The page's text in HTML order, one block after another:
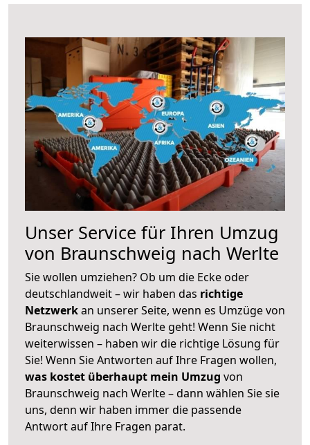
Unser Service für Ihren Umzug
von Braunschweig nach Werlte
Sie wollen umziehen? Ob um die Ecke oder
deutschlandweit – wir haben das richtige
Netzwerkan unserer Seite, wenn es Umzüge von
Braunschweig nach Werlte geht! Wenn Sie nicht
weiterwissen – haben wir die richtige Lösung für
Sie! Wenn Sie Antworten auf Ihre Fragen wollen,
was kostet überhaupt mein Umzug von
Braunschweig nach Werlte – dann wählen Sie sie
uns, denn wir haben immer die passende
Antwort auf Ihre Fragen parat.